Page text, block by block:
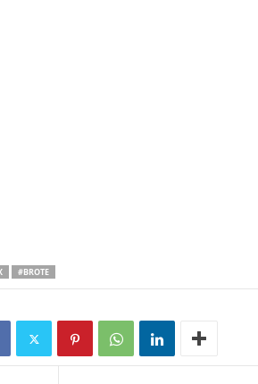
#BROTE